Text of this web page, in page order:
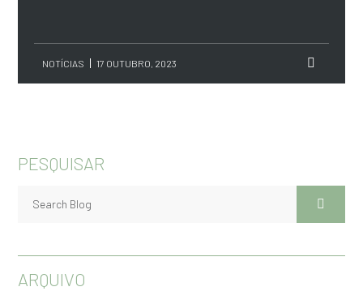
NOTÍCIAS 17 OUTUBRO, 2023
PESQUISAR
ARQUIVO